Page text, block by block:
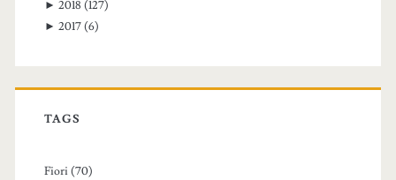
► 2018 (127)
► 2017 (6)
TAGS
Fiori (70)